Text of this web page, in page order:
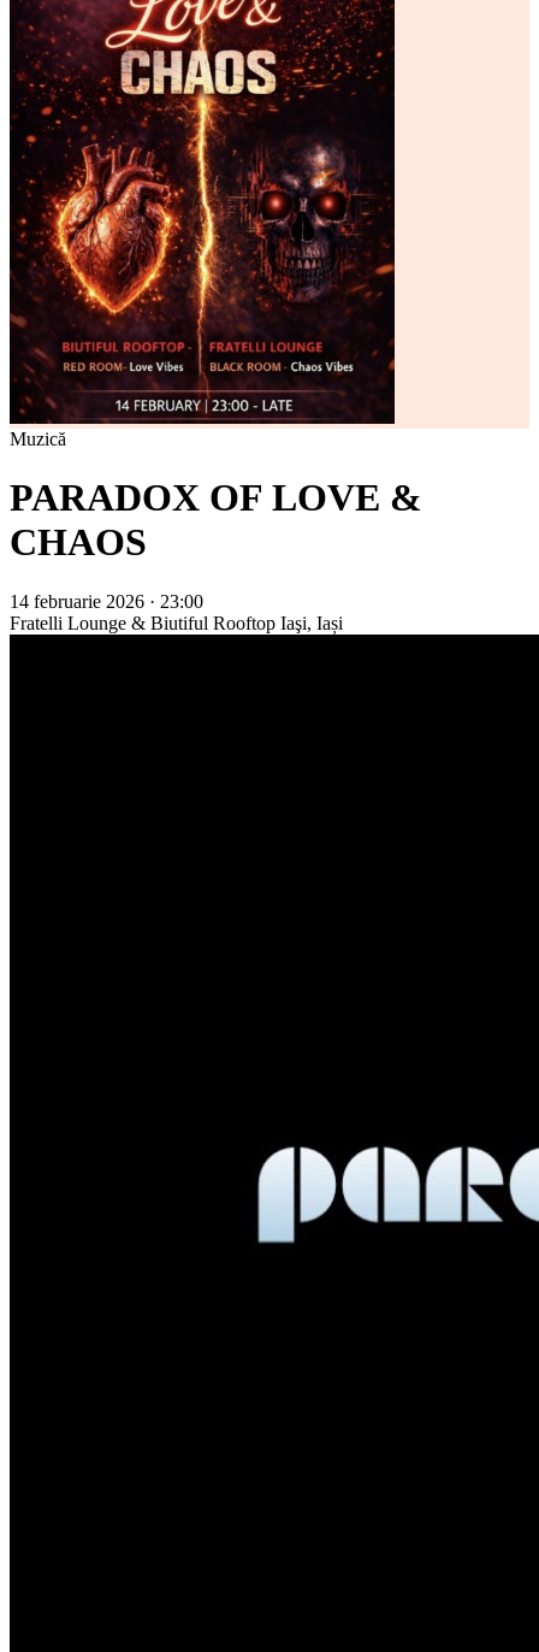
Muzică
PARADOX OF LOVE &
CHAOS
14 februarie 2026 · 23:00
Fratelli Lounge & Biutiful Rooftop Iaşi, Iași